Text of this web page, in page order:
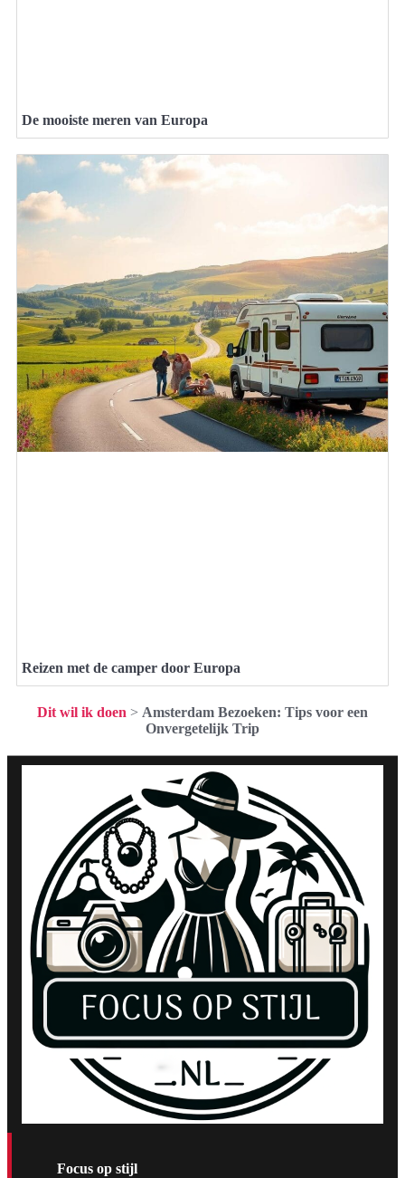
De mooiste meren van Europa
Reizen met de camper door Europa
Dit wil ik doen > Amsterdam Bezoeken: Tips voor een
Onvergetelijk Trip
Focus op stijl